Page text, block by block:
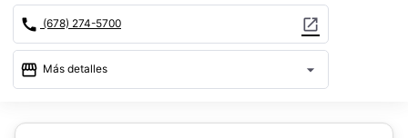
call (678) 274-5700 open_in_new
storefront Más detalles arrow_drop_down